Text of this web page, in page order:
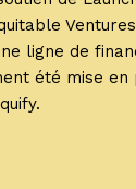
ligne de
été mise